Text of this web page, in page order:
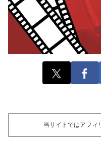
当サイトではアフィ